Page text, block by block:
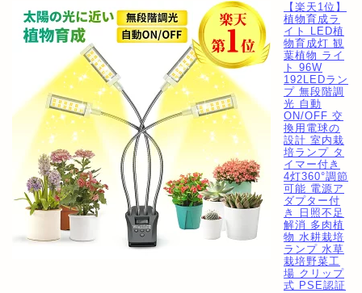
【楽天1位】
植物育成ラ
イト LED植
物育成灯 観
葉植物 ライ
ト 96W
192LEDラン
プ 無段階調
光 自動
ON/OFF 交
換用電球の
設計 室内栽
培ランプ タ
イマー付き
4灯360°調節
可能 電源ア
ダプター付
き 日照不足
解消 多肉植
物 水耕栽培
ランプ 水草
栽培野菜工
場 クリップ
式 PSE認証